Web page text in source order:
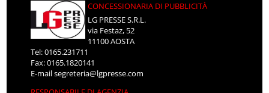
CONCESSIONARIA DI PUBBLICITÀ
LG PRESSE S.R.L.
via Festaz, 52
11100 AOSTA
Tel: 0165.231711
Fax: 0165.1820141
E-mailsegreteria@lgpresse.com